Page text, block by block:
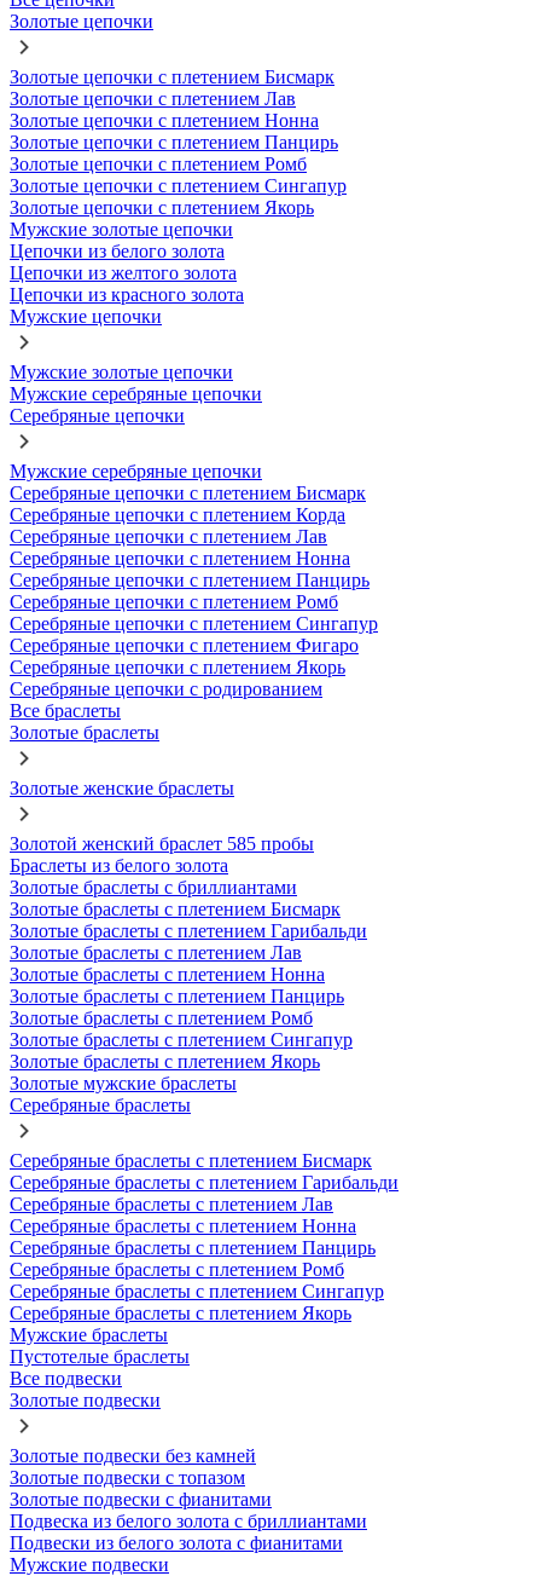
Золотые цепочки
Золотые цепочки с плетением Бисмарк
Золотые цепочки с плетением Лав
Золотые цепочки с плетением Нонна
Золотые цепочки с плетением Панцирь
Золотые цепочки с плетением Ромб
Золотые цепочки с плетением Сингапур
Золотые цепочки с плетением Якорь
Мужские золотые цепочки
Цепочки из белого золота
Цепочки из желтого золота
Цепочки из красного золота
Мужские цепочки
Мужские золотые цепочки
Мужские серебряные цепочки
Серебряные цепочки
Мужские серебряные цепочки
Серебряные цепочки с плетением Бисмарк
Серебряные цепочки с плетением Корда
Серебряные цепочки с плетением Лав
Серебряные цепочки с плетением Нонна
Серебряные цепочки с плетением Панцирь
Серебряные цепочки с плетением Ромб
Серебряные цепочки с плетением Сингапур
Серебряные цепочки с плетением Фигаро
Серебряные цепочки с плетением Якорь
Серебряные цепочки с родированием
Все браслеты
Золотые браслеты
Золотые женские браслеты
Золотой женский браслет 585 пробы
Браслеты из белого золота
Золотые браслеты с бриллиантами
Золотые браслеты с плетением Бисмарк
Золотые браслеты с плетением Гарибальди
Золотые браслеты с плетением Лав
Золотые браслеты с плетением Нонна
Золотые браслеты с плетением Панцирь
Золотые браслеты с плетением Ромб
Золотые браслеты с плетением Сингапур
Золотые браслеты с плетением Якорь
Золотые мужские браслеты
Серебряные браслеты
Серебряные браслеты с плетением Бисмарк
Серебряные браслеты с плетением Гарибальди
Серебряные браслеты с плетением Лав
Серебряные браслеты с плетением Нонна
Серебряные браслеты с плетением Панцирь
Серебряные браслеты с плетением Ромб
Серебряные браслеты с плетением Сингапур
Серебряные браслеты с плетением Якорь
Мужские браслеты
Пустотелые браслеты
Все подвески
Золотые подвески
Золотые подвески без камней
Золотые подвески с топазом
Золотые подвески с фианитами
Подвеска из белого золота с бриллиантами
Подвески из белого золота с фианитами
Мужские подвески